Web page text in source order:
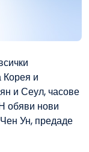
и
и Сеул, часове
обяви нови
Ун, предаде